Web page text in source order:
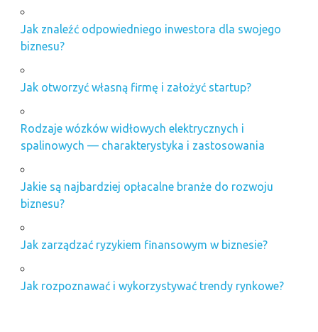
Jak znaleźć odpowiedniego inwestora dla swojego
biznesu?
Jak otworzyć własną firmę i założyć startup?
Rodzaje wózków widłowych elektrycznych i
spalinowych — charakterystyka i zastosowania
Jakie są najbardziej opłacalne branże do rozwoju
biznesu?
Jak zarządzać ryzykiem finansowym w biznesie?
Jak rozpoznawać i wykorzystywać trendy rynkowe?